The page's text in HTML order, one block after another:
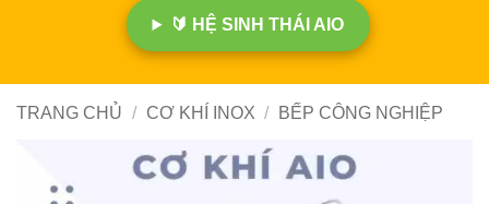
🔰 HỆ SINH THÁI AIO
TRANG CHỦ / CƠ KHÍ INOX / BẾP CÔNG NGHIỆP